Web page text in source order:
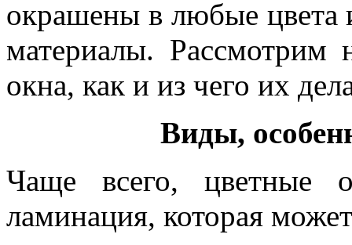
окрашены в любые цвета
материалы.
окна, как и из чего их
Виды,
Чаще всего, цветные
ламинация, которая